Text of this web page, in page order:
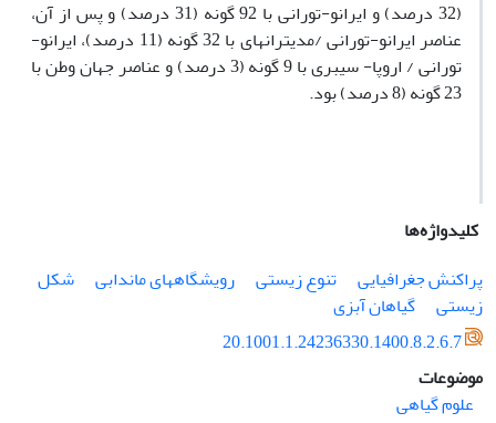
(32 درصد) و ایرانو-تورانی با 92 گونه (31 درصد) و پس از آن،
عناصر ایرانو-تورانی /مدیترانه­ای با 32 گونه (11 درصد)، ایرانو-
تورانی / اروپا- سیبری با 9 گونه (
3درصد) و عناصر جهان وطن با
23 گونه (8 درصد) بود
.
کلیدواژه‌ها
پراکنش جغرافیایی
تنوع زیستی رویشگاه­های ماندابی
شکل
زیستی
گیاهان آب­زی
20.1001.1.24236330.1400.8.2.6.7
موضوعات
علوم گیاهی